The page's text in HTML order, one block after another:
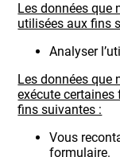
Les données que
utilisées aux fins
Analyser
Les données que
exécute
fins suivantes :
Vous
formulaire.